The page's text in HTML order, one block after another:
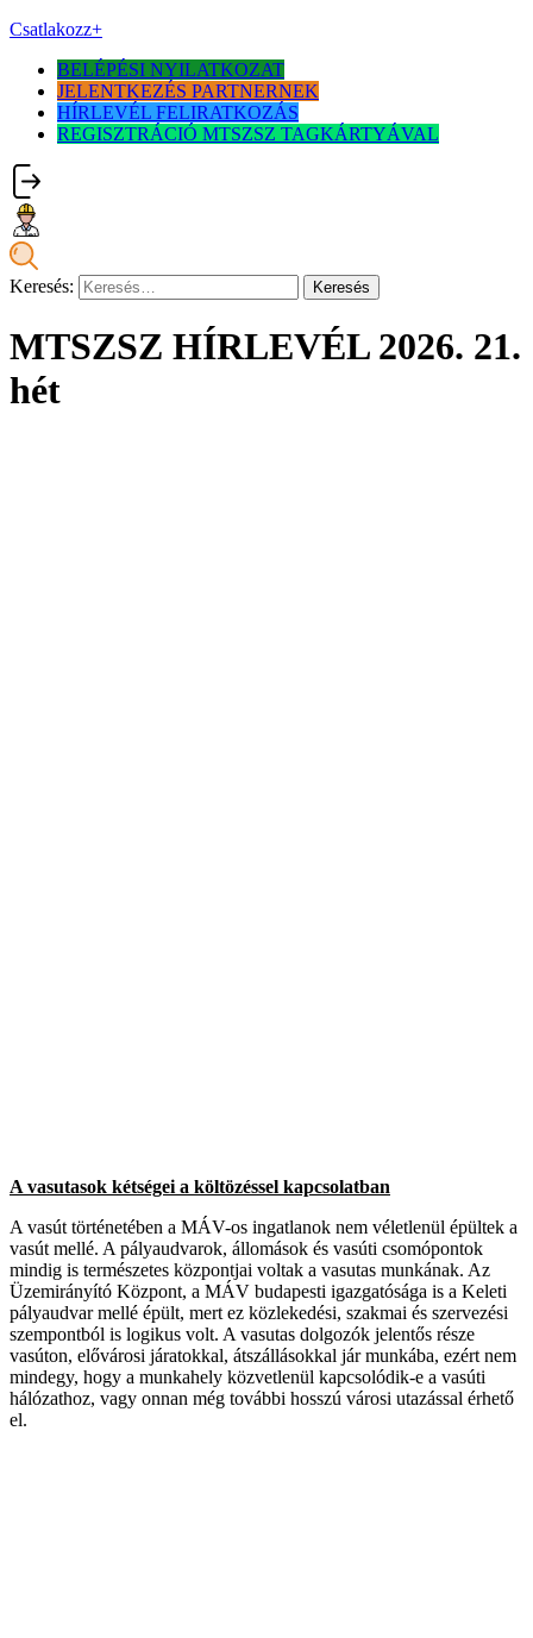
Csatlakozz+
BELÉPÉSI NYILATKOZAT
JELENTKEZÉS PARTNERNEK
HÍRLEVÉL FELIRATKOZÁS
REGISZTRÁCIÓ MTSZSZ TAGKÁRTYÁVAL
Keresés:
MTSZSZ HÍRLEVÉL 2026. 21.
hét
A vasutasok kétségei a költözéssel kapcsolatban
A vasút történetében a MÁV-os ingatlanok nem véletlenül épültek a
vasút mellé. A pályaudvarok, állomások és vasúti csomópontok
mindig is természetes központjai voltak a vasutas munkának. Az
Üzemirányító Központ, a MÁV budapesti igazgatósága is a Keleti
pályaudvar mellé épült, mert ez közlekedési, szakmai és szervezési
szempontból is logikus volt. A vasutas dolgozók jelentős része
vasúton, elővárosi járatokkal, átszállásokkal jár munkába, ezért nem
mindegy, hogy a munkahely közvetlenül kapcsolódik-e a vasúti
hálózathoz, vagy onnan még további hosszú városi utazással érhető
el.